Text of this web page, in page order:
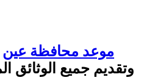
موعد محافظة عين
وتقديم جميع الوثائق